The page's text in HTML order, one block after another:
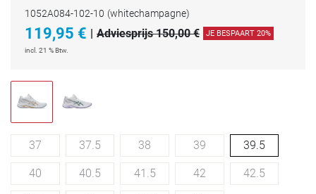
1052A084-102-10 (whitechampagne)
119,95 € | Adviesprijs 150,00 € JE BESPAART 20%
incl. 21 % Btw.
37 37.5 38 39 39.5
40 40.5 41.5 42 42.5